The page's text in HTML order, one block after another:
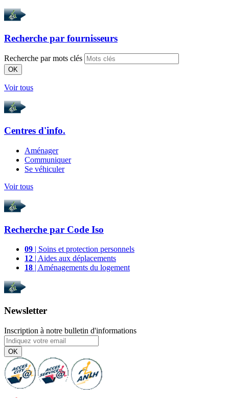
Recherche par fournisseurs
Recherche par mots clés
OK
Voir tous
Centres d'info.
Aménager
Communiquer
Se véhiculer
Voir tous
Recherche par Code Iso
09 | Soins et protection personnels
12 | Aides aux déplacements
18 | Aménagements du logement
Newsletter
Inscription à notre bulletin d'informations
OK